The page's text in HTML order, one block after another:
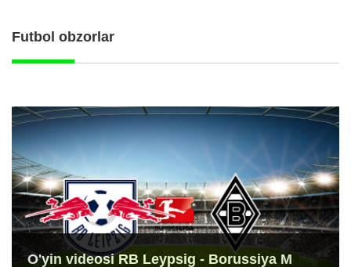
Futbol obzorlar
O'yin videosi RB Leypsig - Borussiya M